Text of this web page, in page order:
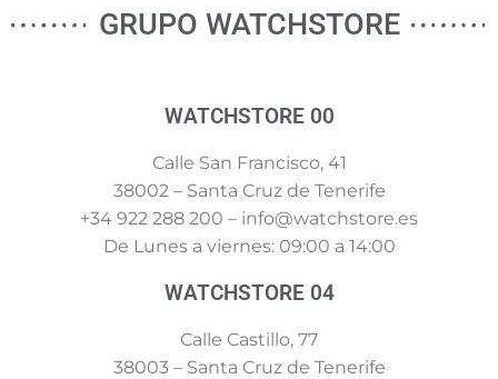
GRUPO WATCHSTORE
WATCHSTORE 00
Calle San Francisco, 41
38002 – Santa Cruz de Tenerife
+34 922 288 200 – info@watchstore.es
De Lunes a viernes: 09:00 a 14:00
WATCHSTORE 04
Calle Castillo, 77
38003 – Santa Cruz de Tenerife